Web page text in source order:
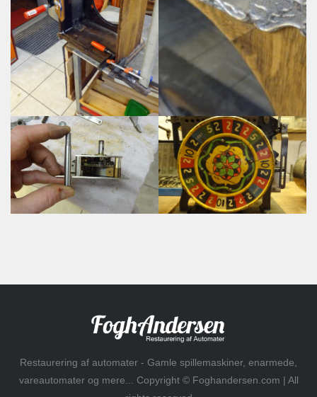
Restaurering af automater - Gamle spillemaskiner, enarmede,
vareautomater og mere... Copyright © Foghandersen.com | All